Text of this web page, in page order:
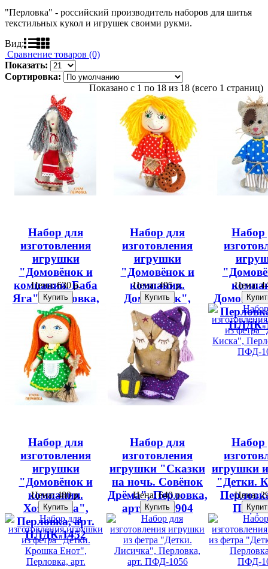
"Перловка" - российский производитель наборов для шитья
текстильных кукол и игрушек своими рукми.
Вид:
Сравнение товаров (0)
Показать:
Сортировка:
Показано с 1 по 18 из 18 (всего 1 страниц)
Набор для
изготовления
игрушки
"Домовёнок и
компания. Баба
Яга", Перловка,
арт. ПЛДК-1453
Цена:630 р.
Набор для
изготовления
игрушки
"Домовёнок и
компания.
Домовёнок",
Перловка, арт.
ПЛДК-1451
Цена:495 р.
Набор
ПЛДК-
Цена:
Набор для
изготовления
игрушки
"Домовёнок и
компания.
Хозяюшка",
Перловка, арт.
ПЛДК-1452
Цена:480 р.
Набор для
изготовления
игрушки "Сказки
на ночь. Совёнок
Дрёма", Перловка,
арт. ПСН-904
Цена:640 р.
Набор
игрушки
"Детки.
ПФД-
Цена: